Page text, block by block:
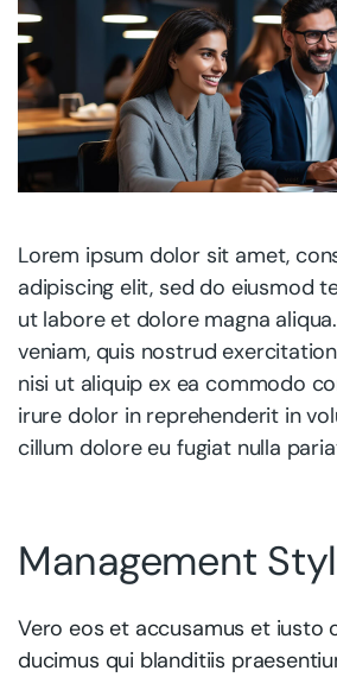
Lorem ipsum dolor sit amet,
adipiscing elit, sed do eiusmod
ut labore et dolore magna
veniam, quis nostrud
nisi ut aliquip ex ea commodo
irure dolor in reprehenderit in
cillum dolore eu fugiat nulla
Management
Vero eos et accusamus et iusto
ducimus qui blanditiis